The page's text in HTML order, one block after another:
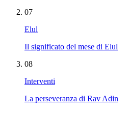
07
Elul
Il significato del mese di Elul
08
Interventi
La perseveranza di Rav Adin